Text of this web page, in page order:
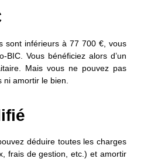
sont inférieurs à 77 700 €, vous
BIC. Vous bénéficiez alors d’un
Mais vous ne pouvez pas
ni amortir le bien.
déduire toutes les charges
frais de gestion, etc.) et amortir